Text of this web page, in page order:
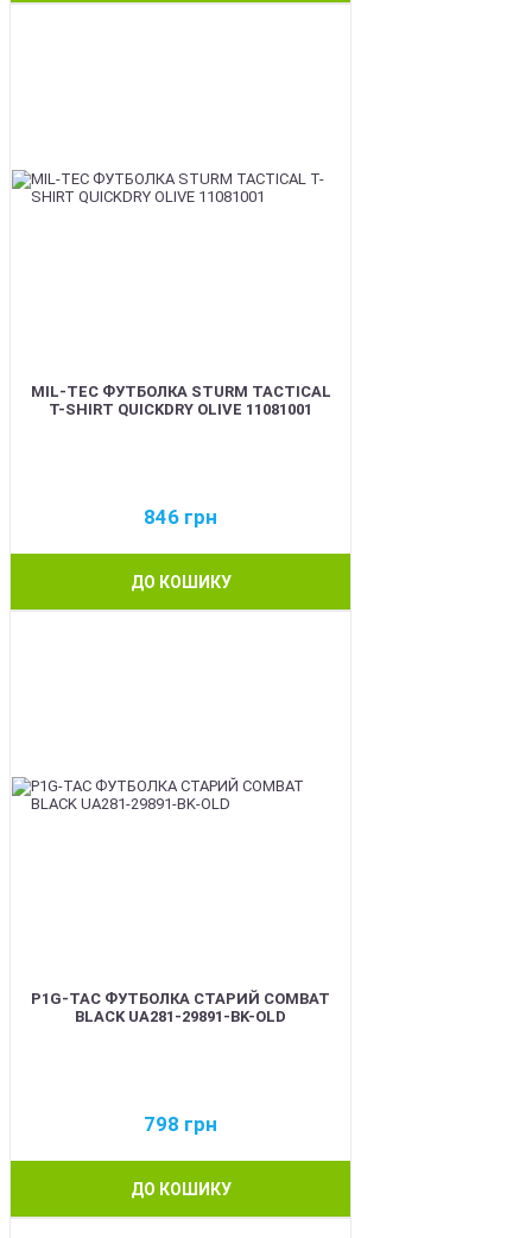
MIL-TEC ФУТБОЛКА STURM TACTICAL
T-SHIRT QUICKDRY OLIVE 11081001
846 грн
ДО КОШИКУ
P1G-TAC ФУТБОЛКА СТАРИЙ COMBAT
BLACK UA281-29891-BK-OLD
798 грн
ДО КОШИКУ